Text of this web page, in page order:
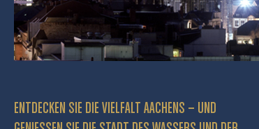
ENTDECKEN SIE DIE VIELFALT AACHENS – UND